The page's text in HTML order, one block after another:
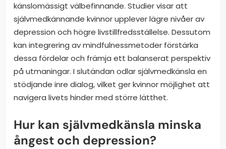
känslomässigt välbefinnande. Studier visar att
självmedkännande kvinnor upplever lägre nivåer av
depression och högre livstillfredsställelse. Dessutom
kan integrering av mindfulnessmetoder förstärka
dessa fördelar och främja ett balanserat perspektiv
på utmaningar. I slutändan odlar självmedkänsla en
stödjande inre dialog, vilket ger kvinnor möjlighet att
navigera livets hinder med större lätthet.
Hur kan självmedkänsla minska
ångest och depression?